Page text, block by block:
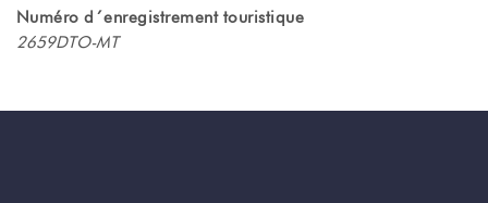
plafond y est plus basse que la normale.
Le studio est climatisé et vous profiterez
Numéro d´enregistrement touristique
2659DTO-MT